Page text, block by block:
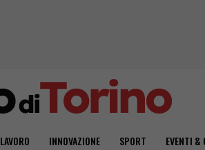
INNOVAZIONE SPORT EVENTI &